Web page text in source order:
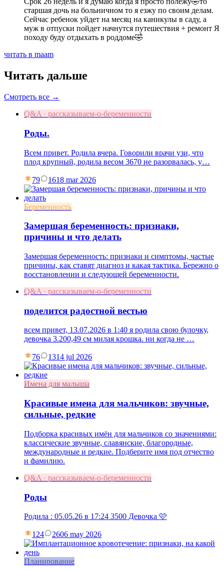
старшая дочь на больничном то я езжу по своим делам.
Сейчас ребенок уйдет на месяц на каникулы в саду, а
муж в отпуски пойдет начнутся путешествия + ремонт Я
походу буду отдыхать в роддоме🤣
читать в maam
Читать дальше
Смотреть все →
Q&A · рассказываем-о-беременности
Роды.
Всем привет. Родила вчера. Говорили врачи узи, что
плод крупный, родила весом 3670 не разорвалась, у…
79 1618 mar 2026
Беременность
Замершая беременность: признаки,
причины и что делать
Замершая беременность: признаки и симптомы, частые
причины, как ставят диагноз и какая тактика. Бережно о
восстановлении и следующей беременности.
Q&A · рассказываем-о-беременности
поделится радостной вестью
всем привет, 13.07.2026 в 1:40 я родила свою булочку,
девочка 3.200,49 см милая крошка. ни когда не …
76 1314 jul 2026
Имена для малыша
Красивые имена для мальчиков: звучные,
сильные, редкие
Подборка красивых имён для мальчиков со значениями:
классические звучные, славянские, благородные,
международные и редкие. Подберите имя под отчество
и фамилию.
Q&A · рассказываем-о-беременности
Роды
Родила : 05.05.26 в 17:24 3500 Девочка 🩷
124 2606 may 2026
Планирование